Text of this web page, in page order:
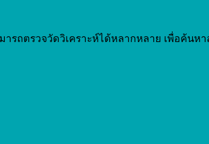
รถตรวจวัดวิเคราะห์ได้หลากหลาย เพื่อค้นห